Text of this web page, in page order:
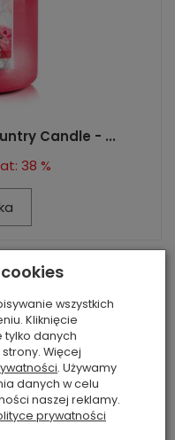
Candle - ...
38 %
wszystkich
Kliknięcie
tylko danych
Więcej
. Używamy
danych w celu
naszej reklamy.
prywatności